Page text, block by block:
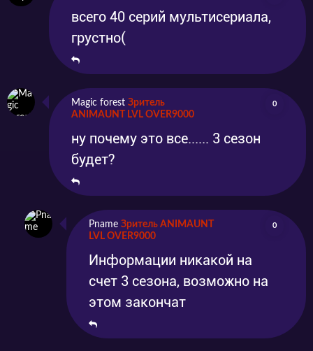
всего 40 серий мультисериала,
грустно(
Magic forest Зритель
ANIMAUNT LVL OVER9000
0
ну почему это все...... 3 сезон
будет?
Pname Зритель ANIMAUNT
LVL OVER9000
0
Информации никакой на
счет 3 сезона, возможно на
этом закончат